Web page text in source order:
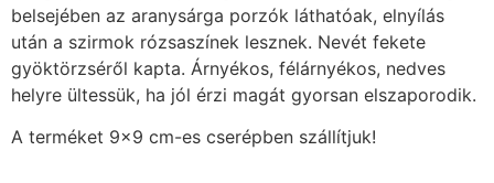
belsejében az aranysárga porzók láthatóak, elnyílás
után a szirmok rózsaszínek lesznek. Nevét fekete
gyöktörzséről kapta. Árnyékos, félárnyékos, nedves
helyre ültessük, ha jól érzi magát gyorsan elszaporodik.
A terméket 9×9 cm-es cserépben szállítjuk!